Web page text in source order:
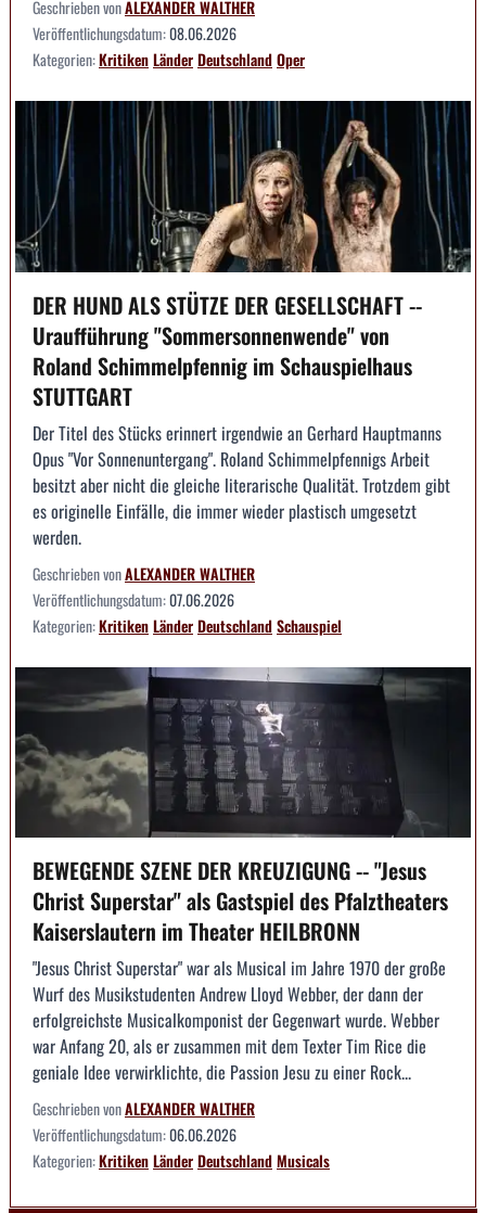
Geschrieben vonALEXANDER WALTHER
Veröffentlichungsdatum:08.06.2026
Kategorien:KritikenLänderDeutschlandOper
DER HUND ALS STÜTZE DER GESELLSCHAFT --
Uraufführung "Sommersonnenwende" von
Roland Schimmelpfennig im Schauspielhaus
STUTTGART
Der Titel des Stücks erinnert irgendwie an Gerhard Hauptmanns
Opus "Vor Sonnenuntergang". Roland Schimmelpfennigs Arbeit
besitzt aber nicht die gleiche literarische Qualität. Trotzdem gibt
es originelle Einfälle, die immer wieder plastisch umgesetzt
werden.
Geschrieben vonALEXANDER WALTHER
Veröffentlichungsdatum:07.06.2026
Kategorien:KritikenLänderDeutschlandSchauspiel
BEWEGENDE SZENE DER KREUZIGUNG -- "Jesus
Christ Superstar" als Gastspiel des Pfalztheaters
Kaiserslautern im Theater HEILBRONN
"Jesus Christ Superstar" war als Musical im Jahre 1970 der große
Wurf des Musikstudenten Andrew Lloyd Webber, der dann der
erfolgreichste Musicalkomponist der Gegenwart wurde. Webber
war Anfang 20, als er zusammen mit dem Texter Tim Rice die
geniale Idee verwirklichte, die Passion Jesu zu einer Rock...
Geschrieben vonALEXANDER WALTHER
Veröffentlichungsdatum:06.06.2026
Kategorien:KritikenLänderDeutschlandMusicals